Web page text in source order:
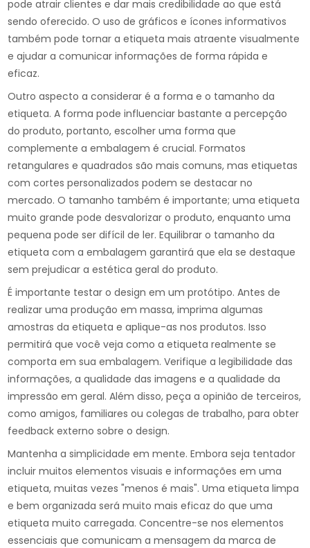
pode atrair clientes e dar mais credibilidade ao que está
sendo oferecido. O uso de gráficos e ícones informativos
também pode tornar a etiqueta mais atraente visualmente
e ajudar a comunicar informações de forma rápida e
eficaz.
Outro aspecto a considerar é a forma e o tamanho da
etiqueta. A forma pode influenciar bastante a percepção
do produto, portanto, escolher uma forma que
complemente a embalagem é crucial. Formatos
retangulares e quadrados são mais comuns, mas etiquetas
com cortes personalizados podem se destacar no
mercado. O tamanho também é importante; uma etiqueta
muito grande pode desvalorizar o produto, enquanto uma
pequena pode ser difícil de ler. Equilibrar o tamanho da
etiqueta com a embalagem garantirá que ela se destaque
sem prejudicar a estética geral do produto.
É importante testar o design em um protótipo. Antes de
realizar uma produção em massa, imprima algumas
amostras da etiqueta e aplique-as nos produtos. Isso
permitirá que você veja como a etiqueta realmente se
comporta em sua embalagem. Verifique a legibilidade das
informações, a qualidade das imagens e a qualidade da
impressão em geral. Além disso, peça a opinião de terceiros,
como amigos, familiares ou colegas de trabalho, para obter
feedback externo sobre o design.
Mantenha a simplicidade em mente. Embora seja tentador
incluir muitos elementos visuais e informações em uma
etiqueta, muitas vezes "menos é mais". Uma etiqueta limpa
e bem organizada será muito mais eficaz do que uma
etiqueta muito carregada. Concentre-se nos elementos
essenciais que comunicam a mensagem da marca de